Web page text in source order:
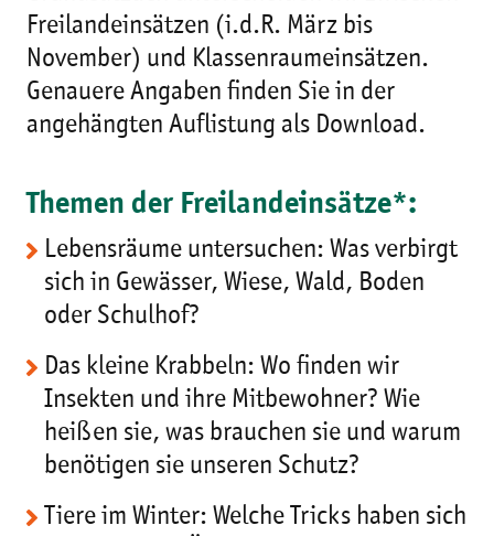
Freilandeinsätzen (i.d.R. März bis
November) und Klassen­raumeinsätzen.
Genauere Angaben finden Sie in der
angehängten Auflistung als Download.
Themen der Freilandeinsätze*:
Lebensräume untersuchen: Was verbirgt
sich in Gewässer, Wiese, Wald, Boden
oder Schulhof?
Das kleine Krabbeln: Wo finden wir
Insekten und ihre Mitbewohner? Wie
heißen sie, was brauchen sie und warum
benötigen sie unseren Schutz?
Tiere im Winter: Welche Tricks haben sich